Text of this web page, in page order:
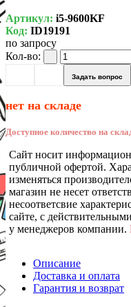
Артикул: i5-9600KF
Код: ID19191
по запросу
Кол-во:
Задать вопрос
нет на складе
Доступное количество на
Сайт носит
публичной офертой.
изменяться
магазин не несет
несоответсвие
сайте, с
у менеджеров компании.
Описание
Доставка и оплата
Гарантия и возврат